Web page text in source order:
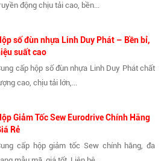
động chịu tải cao, bền...
số đùn nhựa Linh Duy Phát – Bền bỉ,
suất cao
cấp hộp số đùn nhựa Linh Duy Phát chất
cao, chịu tải lớn,...
Giảm Tốc Sew Eurodrive Chính Hãng
Rẻ
cấp hộp giảm tốc Sew chính hãng, đa